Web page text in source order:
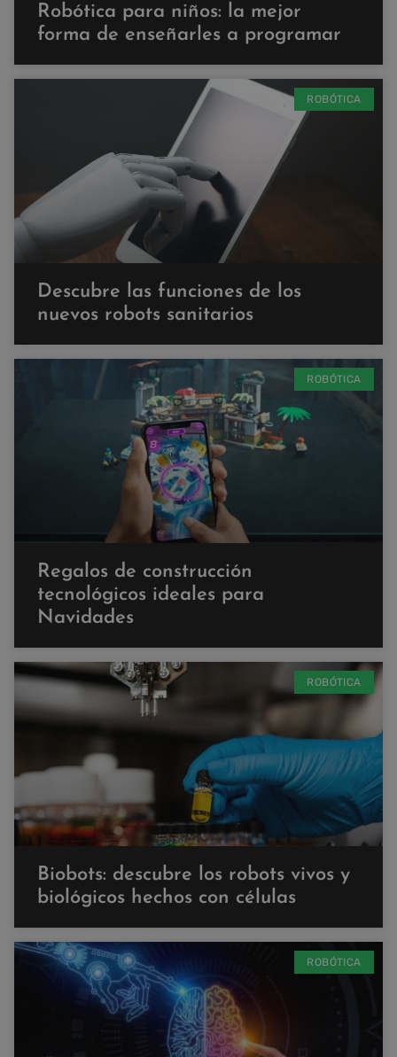
Robótica para niños: la mejor
forma de enseñarles a programar
ROBÓTICA
Descubre las funciones de los
nuevos robots sanitarios
ROBÓTICA
Regalos de construcción
tecnológicos ideales para
Navidades
ROBÓTICA
Biobots: descubre los robots vivos y
biológicos hechos con células
ROBÓTICA